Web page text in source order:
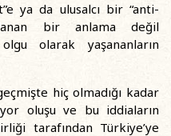
ya da ulusalcı bir “anti-
bir anlama değil
olarak yaşananların
hiç olmadığı kadar
oluşu ve bu iddiaların
tarafından Türkiye’ye